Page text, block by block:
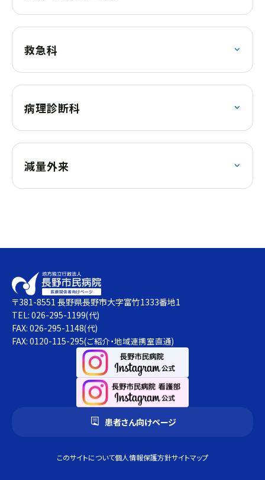
救急科
病理診断科
減量外来
〒381-8551 長野県長野市大字富竹1333番地1
TEL: 026-295-1199(代)
FAX: 026-295-1148(代)
FAX: 0120-115-295(ご紹介・地域連携室直通)
患者さん向けページ
このサイトについて個人情報保護方針サイトマップ